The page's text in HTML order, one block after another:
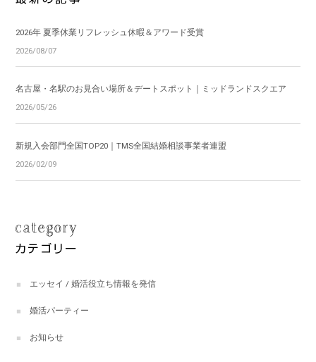
2026年 夏季休業リフレッシュ休暇＆アワード受賞
2026/08/07
名古屋・名駅のお見合い場所＆デートスポット｜ミッドランドスクエア
2026/05/26
新規入会部門全国TOP20｜TMS全国結婚相談事業者連盟
2026/02/09
エッセイ / 婚活役立ち情報を発信
婚活パーティー
お知らせ